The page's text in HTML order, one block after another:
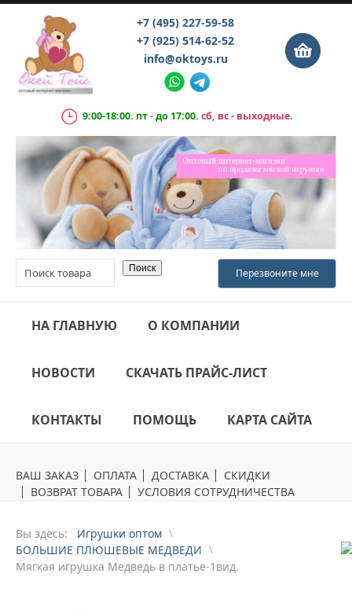
+7 (495) 227-59-58
+7 (925) 514-62-52
info@oktoys.ru
9:00-18:00. пт - до 17:00. сб, вс - выходные.
НА ГЛАВНУЮ О КОМПАНИИ
НОВОСТИ СКАЧАТЬ ПРАЙС-ЛИСТ
КОНТАКТЫ ПОМОЩЬ КАРТА САЙТА
ВАШ ЗАКАЗ ОПЛАТА ДОСТАВКА
СКИДКИ
ВОЗВРАТ ТОВАРА
УСЛОВИЯ СОТРУДНИЧЕСТВА
Вы здесь:
Игрушки оптом
БОЛЬШИЕ ПЛЮШЕВЫЕ МЕДВЕДИ
Mягкая игрушка Медведь в платье-1вид.